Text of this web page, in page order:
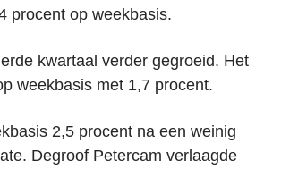
procent op weekbasis.
kwartaal verder gegroeid. Het
weekbasis met 1,7 procent.
2,5 procent na een weinig
Degroof Petercam verlaagde